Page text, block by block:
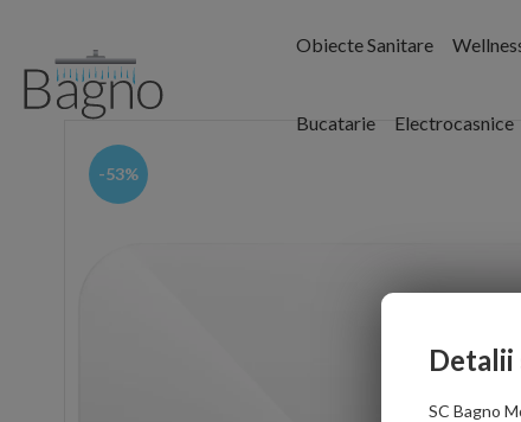
Obiecte Sanitare
Bucatarie Electrocasnice
-53%
Detalii
SC Bagno